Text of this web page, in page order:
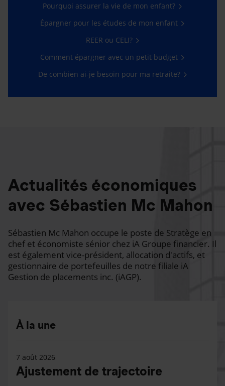
Pourquoi assurer la vie de mon enfant?
Épargner pour les études de mon enfant
REER ou CELI?
Comment épargner avec un petit budget
De combien ai-je besoin pour ma retraite?
Actualités économiques
avec Sébastien Mc Mahon
Sébastien Mc Mahon occupe le poste de Stratège en
chef et économiste sénior chez iA Groupe financier. Il
est également vice-président, allocation d'actifs, et
gestionnaire de portefeuilles de notre filiale iA
Gestion de placements inc. (iAGP).
À la une
7 août 2026
Ajustement de trajectoire